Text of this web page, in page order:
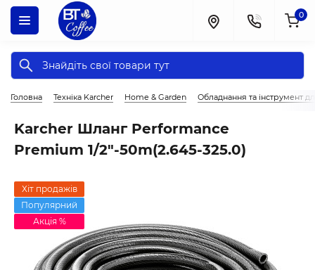
0
Головна Техніка Karcher Home & Garden Обладнання та інструмент
Karcher Шланг Performance
Premium 1/2"-50m(2.645-325.0)
Хіт продажів
Популярний
Акція %